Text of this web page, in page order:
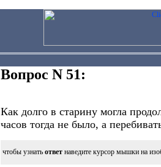
Вопрос N 51:
Как долго в старину могла
часов тогда не было, а
чтобы узнать ответ наведите курсор мышки на